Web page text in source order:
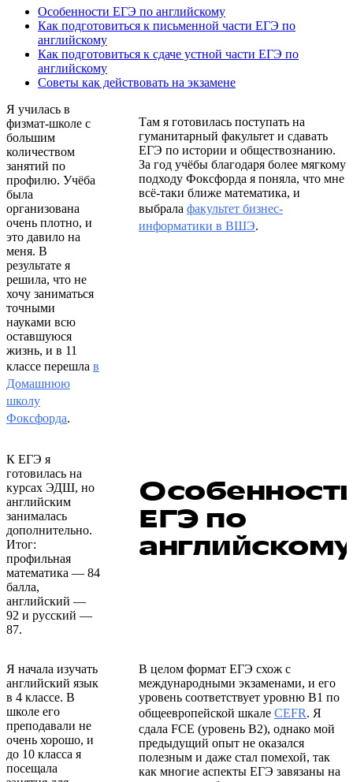
Особенности ЕГЭ по английскому
Как подготовиться к письменной части ЕГЭ по
английскому
Как подготовиться к сдаче устной части ЕГЭ по
английскому
Советы как действовать на экзамене
Я училась в
физмат-школе с
большим
количеством
занятий по
профилю. Учёба
была
организована
очень плотно, и
это давило на
меня. В
результате я
решила, что не
хочу заниматься
точными
науками всю
оставшуюся
жизнь, и в 11
классе перешла в
Домашнюю
школу
Фоксфорда.
Там я готовилась поступать на
гуманитарный факультет и сдавать
ЕГЭ по истории и обществознанию.
За год учёбы благодаря более мягкому
подходу Фоксфорда я поняла, что мне
всё-таки ближе математика, и
выбрала факультет бизнес-
информатики в ВШЭ.
К ЕГЭ я
готовилась на
курсах ЭДШ, но
английским
занималась
дополнительно.
Итог:
профильная
математика — 84
балла,
английский —
92 и русский —
87.
ЕГЭ по
английскому
Я начала изучать
английский язык
в 4 классе. В
школе его
преподавали не
очень хорошо, и
до 10 класса я
посещала
В целом формат ЕГЭ схож с
международными экзаменами, и его
уровень соответствует уровню B1 по
общеевропейской шкале CEFR. Я
сдала FCE (уровень B2), однако мой
предыдущий опыт не оказался
полезным и даже стал помехой, так
как многие аспекты ЕГЭ завязаны на